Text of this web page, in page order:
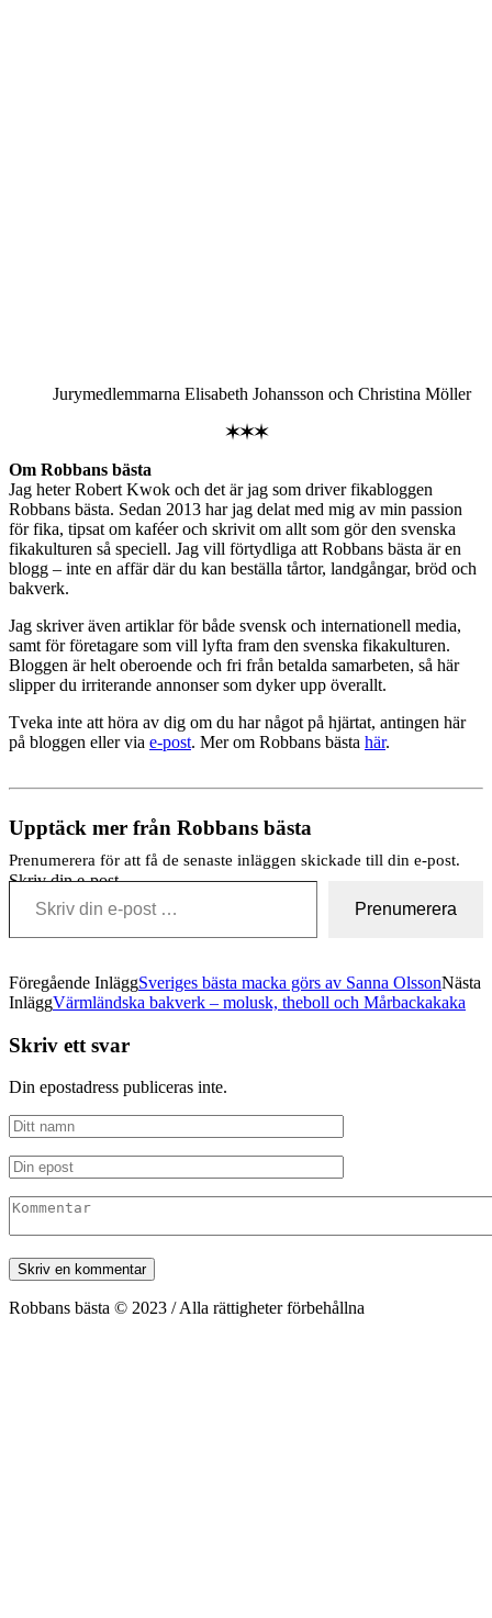
Jurymedlemmarna Elisabeth Johansson och Christina Möller
✶✶✶
Om Robbans bästa
Jag heter Robert Kwok och det är jag som driver fikabloggen
Robbans bästa. Sedan 2013 har jag delat med mig av min passion
för fika, tipsat om kaféer och skrivit om allt som gör den svenska
fikakulturen så speciell. Jag vill förtydliga att Robbans bästa är en
blogg – inte en affär där du kan beställa tårtor, landgångar, bröd och
bakverk.
Jag skriver även artiklar för både svensk och internationell media,
samt för företagare som vill lyfta fram den svenska fikakulturen.
Bloggen är helt oberoende och fri från betalda samarbeten, så här
slipper du irriterande annonser som dyker upp överallt.
Tveka inte att höra av dig om du har något på hjärtat, antingen här
på bloggen eller via e-post. Mer om Robbans bästa här.
Upptäck mer från Robbans bästa
Prenumerera för att få de senaste inläggen skickade till din e-post.
Skriv din e-post …
Prenumerera
Föregående InläggSveriges bästa macka görs av Sanna OlssonNästa
InläggVärmländska bakverk – molusk, theboll och Mårbackakaka
Skriv ett svar
Din epostadress publiceras inte.
Robbans bästa © 2023 / Alla rättigheter förbehållna